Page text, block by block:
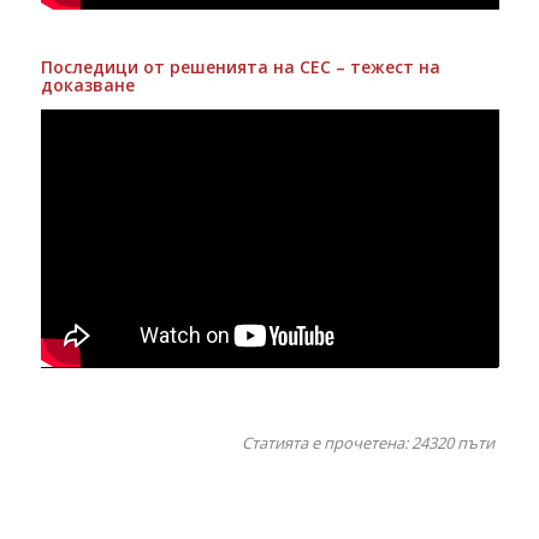
Последици от решенията на СЕС – тежест на
доказване
Статията е прочетена: 24320пъти